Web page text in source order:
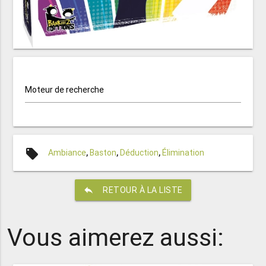
Moteur de recherche
local_offer Ambiance,Baston,Déduction,Élimination
reply RETOUR À LA LISTE
Vous aimerez aussi: